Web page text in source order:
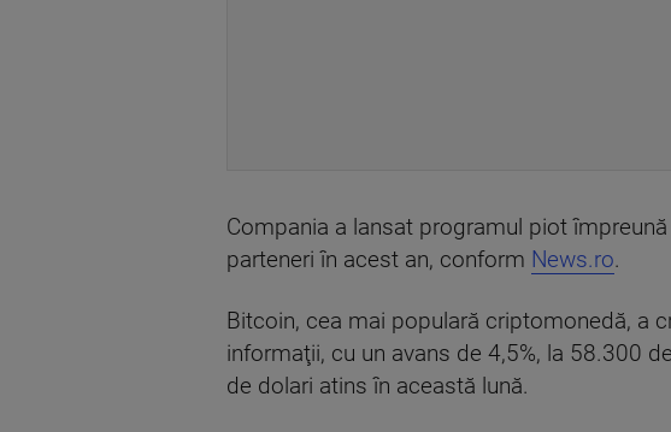
Compania a lansat programul piot
parteneri în acest an, conform News.ro.
Bitcoin, cea mai populară criptomonedă, a
informaţii, cu un avans de 4,5%, la 58.300
de dolari atins în această lună.